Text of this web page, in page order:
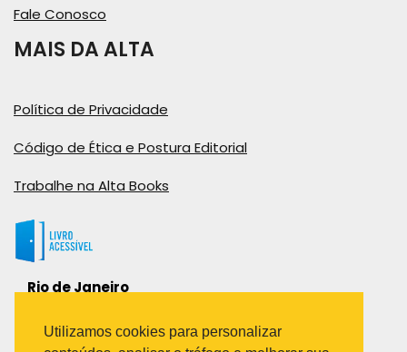
Fale Conosco
MAIS DA ALTA
Política de Privacidade
Código de Ética e Postura Editorial
Trabalhe na Alta Books
Rio de Janeiro
Bairro Industrial do Jacaré
Utilizamos cookies para personalizar